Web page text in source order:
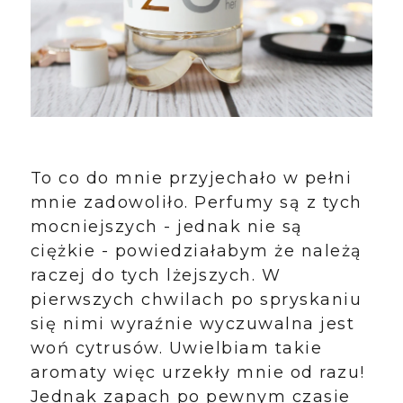
To co do mnie przyjechało w pełni
mnie zadowoliło. Perfumy są z tych
mocniejszych - jednak nie są
ciężkie - powiedziałabym że należą
raczej do tych lżejszych. W
pierwszych chwilach po spryskaniu
się nimi wyraźnie wyczuwalna jest
woń cytrusów. Uwielbiam takie
aromaty więc urzekły mnie od razu!
Jednak zapach po pewnym czasie